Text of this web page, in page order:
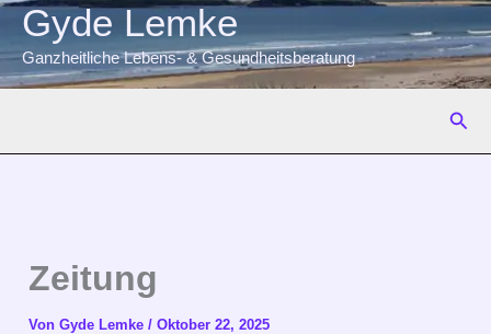
Gyde Lemke
Ganzheitliche Lebens- & Gesundheitsberatung
Zeitung
VonGyde Lemke/Oktober 22, 2025